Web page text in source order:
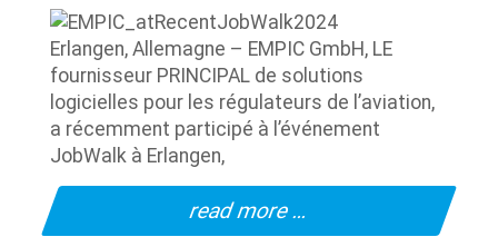
Erlangen, Allemagne – EMPIC GmbH, LE
fournisseur PRINCIPAL de solutions
logicielles pour les régulateurs de l’aviation,
a récemment participé à l’événement
JobWalk à Erlangen,
read more …